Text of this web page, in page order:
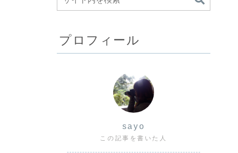
プロフィール
sayo
この記事を書いた人